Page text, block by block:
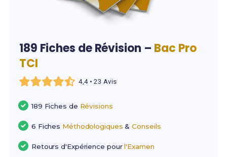
189 Fiches de Révision – Bac Pro
TCI
4,4 • 23 Avis
189 Fiches de Révisions
6 Fiches Méthodologiques &Conseils
Retours d'Expérience pourl'Examen